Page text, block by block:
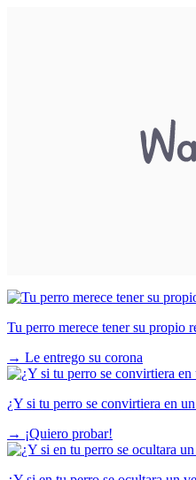
Tu perro merece tener su propio
→ Le entrego su corona
¿Y si tu perro se convirtiera en
→ ¡Quiero probar!